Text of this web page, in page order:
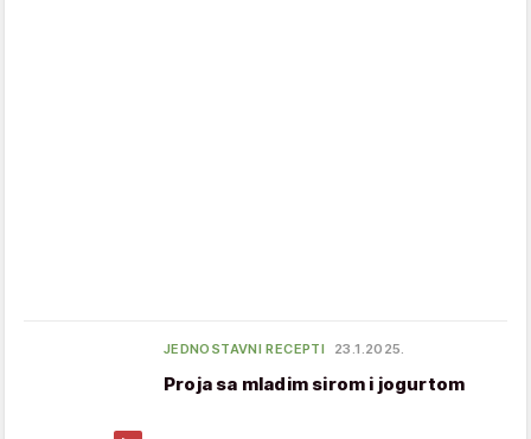
JEDNOSTAVNI RECEPTI 23.1.2025.
Proja sa mladim sirom i jogurtom